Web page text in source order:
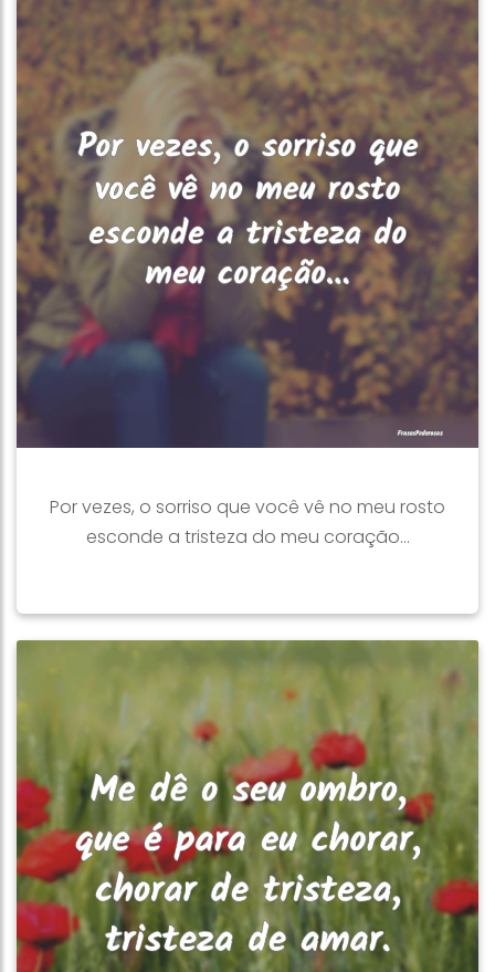
Por vezes, o sorriso que você vê no meu rosto
esconde a tristeza do meu coração...